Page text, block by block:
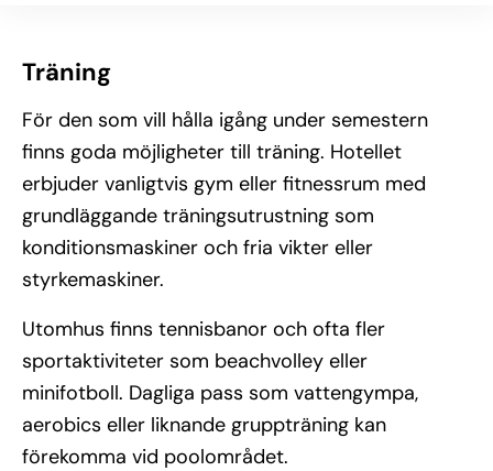
Träning
För den som vill hålla igång under semestern
finns goda möjligheter till träning. Hotellet
erbjuder vanligtvis gym eller fitnessrum med
grundläggande träningsutrustning som
konditionsmaskiner och fria vikter eller
styrkemaskiner.
Utomhus finns tennisbanor och ofta fler
sportaktiviteter som beachvolley eller
minifotboll. Dagliga pass som vattengympa,
aerobics eller liknande gruppträning kan
förekomma vid poolområdet.